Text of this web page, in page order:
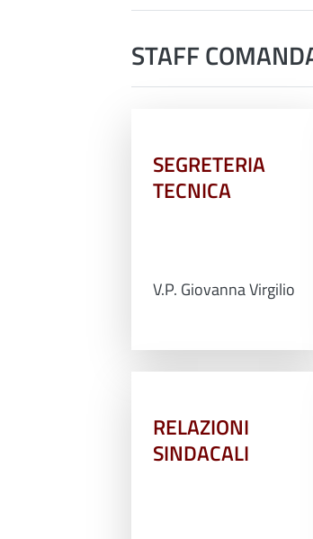
STAFF
SEGRETERIA
TECNICA
V.P. Giovanna Virgilio
RELAZIONI
SINDACALI